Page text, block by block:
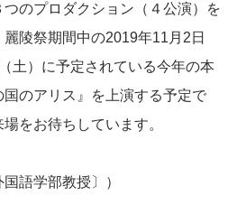
のプロダクション（４公演）を
麗陵祭期間中の2019年11月2日
土）に予定されている今年の本
のアリス』を上演する予定で
をお待ちしています。
語学部教授〕）